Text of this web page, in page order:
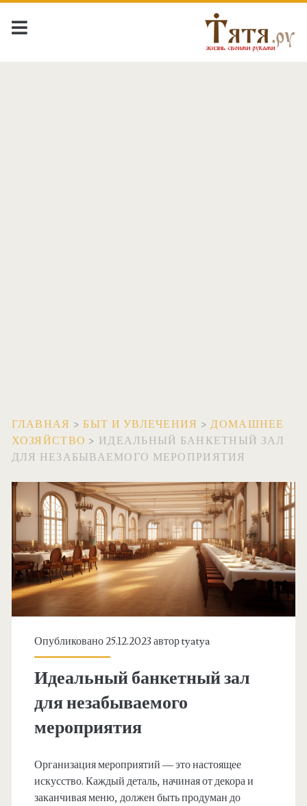
ГЛАВНАЯ >БЫТ И УВЛЕЧЕНИЯ >ДОМАШНЕЕ
ХОЗЯЙСТВО > ИДЕАЛЬНЫЙ БАНКЕТНЫЙ ЗАЛ
ДЛЯ НЕЗАБЫВАЕМОГО МЕРОПРИЯТИЯ
Опубликовано 25.12.2023 авторtyatya
Идеальный банкетный зал
для незабываемого
мероприятия
Организация мероприятий — это настоящее
искусство. Каждый деталь, начиная от декора и
заканчивая меню, должен быть продуман до